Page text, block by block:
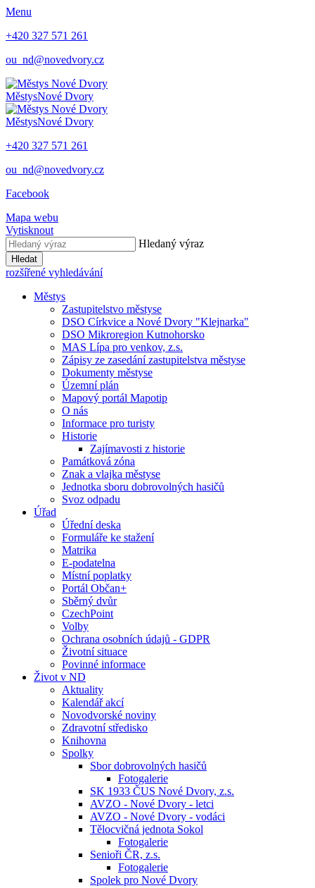
Menu
+420 327 571 261
ou_nd@novedvory.cz
MěstysNové Dvory
MěstysNové Dvory
+420 327 571 261
ou_nd@novedvory.cz
Facebook
Mapa webu
Vytisknout
Hledaný výraz
Hledat
rozšířené vyhledávání
Městys
Zastupitelstvo městyse
DSO Církvice a Nové Dvory "Klejnarka"
DSO Mikroregion Kutnohorsko
MAS Lípa pro venkov, z.s.
Zápisy ze zasedání zastupitelstva městyse
Dokumenty městyse
Územní plán
Mapový portál Mapotip
O nás
Informace pro turisty
Historie
Zajímavosti z historie
Památková zóna
Znak a vlajka městyse
Jednotka sboru dobrovolných hasičů
Svoz odpadu
Úřad
Úřední deska
Formuláře ke stažení
Matrika
E-podatelna
Místní poplatky
Portál Občan+
Sběrný dvůr
CzechPoint
Volby
Ochrana osobních údajů - GDPR
Životní situace
Povinné informace
Život v ND
Aktuality
Kalendář akcí
Novodvorské noviny
Zdravotní středisko
Knihovna
Spolky
Sbor dobrovolných hasičů
Fotogalerie
SK 1933 ČUS Nové Dvory, z.s.
AVZO - Nové Dvory - letci
AVZO - Nové Dvory - vodáci
Tělocvičná jednota Sokol
Fotogalerie
Senioři ČR, z.s.
Fotogalerie
Spolek pro Nové Dvory